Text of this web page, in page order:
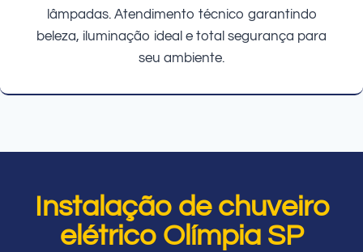
lâmpadas. Atendimento técnico garantindo
beleza, iluminação ideal e total segurança para
seu ambiente.
Instalação de chuveiro
elétrico Olímpia SP